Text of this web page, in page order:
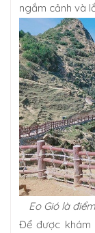
ngắm cảnh và
Eo Gió là
Để được khám